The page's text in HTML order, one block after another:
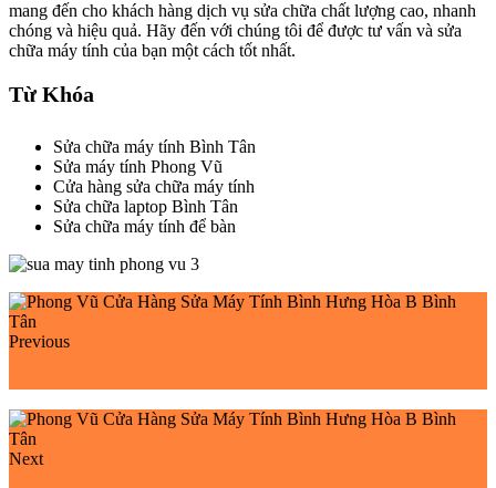
mang đến cho khách hàng dịch vụ sửa chữa chất lượng cao, nhanh
chóng và hiệu quả. Hãy đến với chúng tôi để được tư vấn và sửa
chữa máy tính của bạn một cách tốt nhất.
Từ Khóa
Sửa chữa máy tính Bình Tân
Sửa máy tính Phong Vũ
Cửa hàng sửa chữa máy tính
Sửa chữa laptop Bình Tân
Sửa chữa máy tính để bàn
Previous
Next